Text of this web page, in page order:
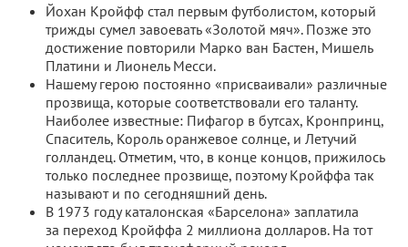
Йохан Кройфф стал первым футболистом, который
трижды сумел завоевать «Золотой мяч». Позже это
достижение повторили Марко ван Бастен, Мишель
Платини и Лионель Месси.
Нашему герою постоянно «присваивали» различные
прозвища, которые соответствовали его таланту.
Наиболее известные: Пифагор в бутсах, Кронпринц,
Спаситель, Король оранжевое солнце, и Летучий
голландец. Отметим, что, в конце концов, прижилось
только последнее прозвище, поэтому Кройффа так
называют и по сегодняшний день.
В 1973 году каталонская «Барселона» заплатила
за переход Кройффа 2 миллиона долларов. На тот